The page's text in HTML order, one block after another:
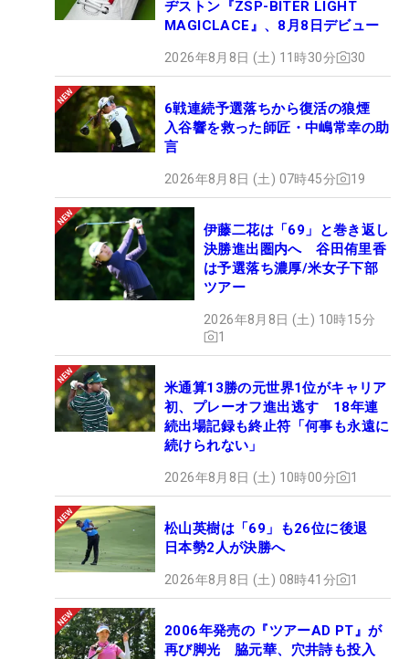
ヂストン『ZSP-BITER LIGHT
MAGICLACE』、8月8日デビュー
2026年8月8日 (土) 11時30分 30
6戦連続予選落ちから復活の狼煙
入谷響を救った師匠・中嶋常幸の助
言
2026年8月8日 (土) 07時45分 19
伊藤二花は「69」と巻き返し
決勝進出圏内へ 谷田侑里香
は予選落ち濃厚/米女子下部
ツアー
2026年8月8日 (土) 10時15分
1
米通算13勝の元世界1位がキャリア
初、プレーオフ進出逃す 18年連
続出場記録も終止符「何事も永遠に
続けられない」
2026年8月8日 (土) 10時00分 1
松山英樹は「69」も26位に後退
日本勢2人が決勝へ
2026年8月8日 (土) 08時41分 1
2006年発売の『ツアーAD PT』が
再び脚光 脇元華、穴井詩も投入